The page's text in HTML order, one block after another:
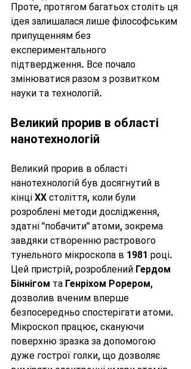
Проте, протягом багатьох століть ця
ідея залишалася лише філософським
припущенням без
експериментального
підтвердження. Все почало
змінюватися разом з розвитком
науки та технологій.
Великий прорив в області
нанотехнологій
Великий прорив в області
нанотехнологій був досягнутий в
кінці XX століття, коли були
розроблені методи дослідження,
здатні "побачити" атоми, зокрема
завдяки створенню растрового
тунельного мікроскопа в 1981 році.
Цей пристрій, розроблений Гердом
Біннігом та Генріхом Рорером,
дозволив вченим вперше
безпосередньо спостерігати атоми.
Мікроскоп працює, скануючи
поверхню зразка за допомогою
дуже гострої голки, що дозволяє